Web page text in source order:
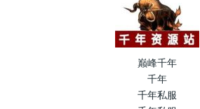
巅峰千年
千年
千年私服